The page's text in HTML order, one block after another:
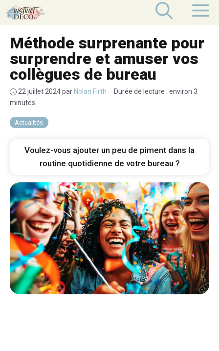
Aller
au
Actualités
Méthode surprenante pour
surprendre et amuser vos
collègues de bureau
22 juillet 2024par Nolan Firth · Durée de lecture : environ 3
minutes
Voulez-vous ajouter un peu de piment dans la
routine quotidienne de votre bureau ?